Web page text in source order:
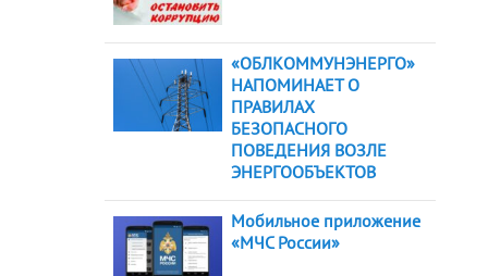
«ОБЛКОММУНЭНЕРГО»
НАПОМИНАЕТ О
ПРАВИЛАХ
БЕЗОПАСНОГО
ПОВЕДЕНИЯ ВОЗЛЕ
ЭНЕРГООБЪЕКТОВ
Мобильное приложение
«МЧС России»